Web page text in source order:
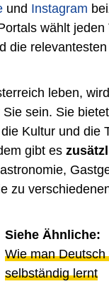
und Instagram
wählt jeden
die
leben,
sein. Sie
Kultur und die
gibt es
zu
Siehe Ähnliche:
Wie man
selbständig lernt